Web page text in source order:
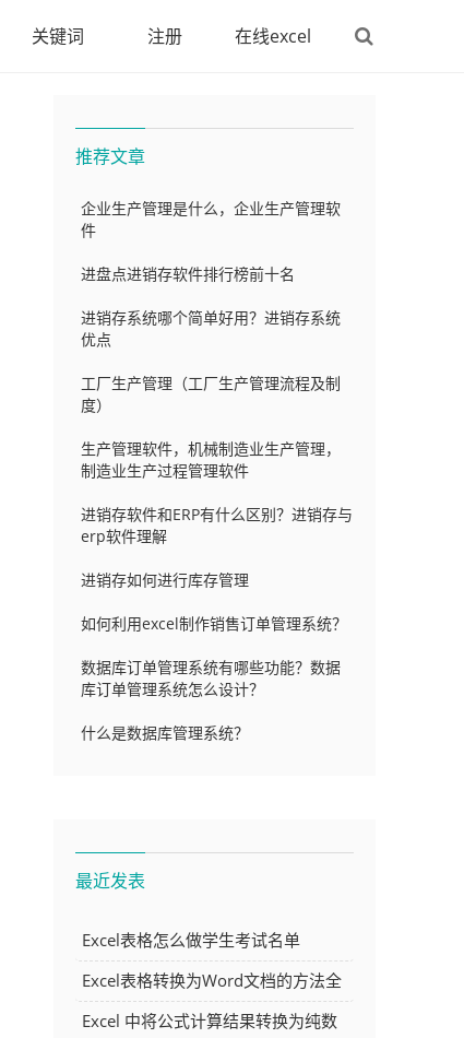
关键词 注册 在线excel
推荐文章
企业生产管理是什么，企业生产管理软
件
进盘点进销存软件排行榜前十名
进销存系统哪个简单好用？进销存系统
优点
工厂生产管理（工厂生产管理流程及制
度）
生产管理软件，机械制造业生产管理，
制造业生产过程管理软件
进销存软件和ERP有什么区别？进销存与
erp软件理解
进销存如何进行库存管理
如何利用excel制作销售订单管理系统？
数据库订单管理系统有哪些功能？数据
库订单管理系统怎么设计？
什么是数据库管理系统？
最近发表
Excel表格怎么做学生考试名单
Excel表格转换为Word文档的方法全
解析
Excel 中将公式计算结果转换为纯数